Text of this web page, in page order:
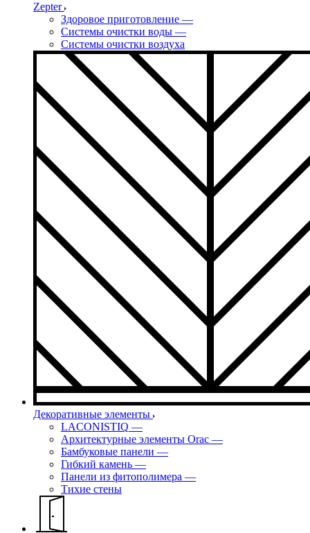
Zepter
Здоровое приготовление —
Системы очистки воды —
Системы очистки воздуха
Декоративные элементы
LACONISTIQ —
Архитектурные элементы Orac —
Бамбуковые панели —
Гибкий камень —
Панели из фитополимера —
Тихие стены